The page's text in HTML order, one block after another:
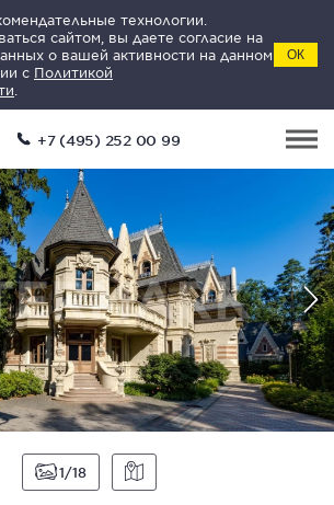
технологии.
сайтом, вы даете согласие на
о вашей активности на данном
с Политикой
ОК
+7 (495) 252 00 99
1 18